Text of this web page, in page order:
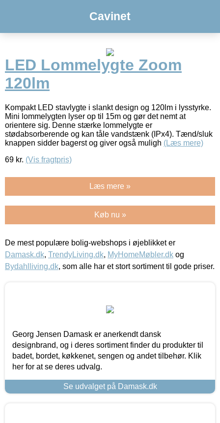
Cavinet
LED Lommelygte Zoom
120lm
Kompakt LED stavlygte i slankt design og 120lm i lysstyrke.
Mini lommelygten lyser op til 15m og gør det nemt at
orientere sig. Denne stærke lommelygte er
stødabsorberende og kan tåle vandstænk (IPx4). Tænd/sluk
knappen sidder bagerst og giver også muligh (Læs mere)
69 kr. (Vis fragtpris)
Læs mere »
Køb nu »
De mest populære bolig-webshops i øjeblikket er
Damask.dk, TrendyLiving.dk, MyHomeMøbler.dk og
Bydahlliving.dk, som alle har et stort sortiment til gode priser.
Georg Jensen Damask er anerkendt dansk
designbrand, og i deres sortiment finder du produkter til
badet, bordet, køkkenet, sengen og andet tilbehør. Klik
her for at se deres udvalg.
Se udvalget på Damask.dk